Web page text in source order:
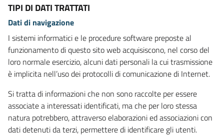
TIPI DI DATI TRATTATI
Dati di navigazione
I sistemi informatici e le procedure software preposte al
funzionamento di questo sito web acquisiscono, nel corso del
loro normale esercizio, alcuni dati personali la cui trasmissione
è implicita nell’uso dei protocolli di comunicazione di Internet.
Si tratta di informazioni che non sono raccolte per essere
associate a interessati identificati, ma che per loro stessa
natura potrebbero, attraverso elaborazioni ed associazioni con
dati detenuti da terzi, permettere di identificare gli utenti.